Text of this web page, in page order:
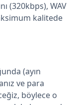
(320kbps), WAV
kalitede
(ayın
ve para
böylece o